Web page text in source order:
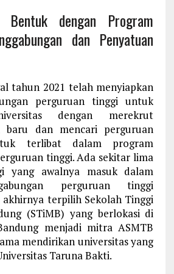
Bentuk dengan Program
dan Penyatuan
tahun 2021 telah menyiapkan
perguruan tinggi untuk
dengan merekrut
baru dan mencari perguruan
terlibat dalam program
tinggi. Ada sekitar lima
yang awalnya masuk dalam
perguruan tinggi
akhirnya terpilih Sekolah Tinggi
(STiMB) yang berlokasi di
menjadi mitra ASMTB
mendirikan universitas yang
Taruna Bakti.